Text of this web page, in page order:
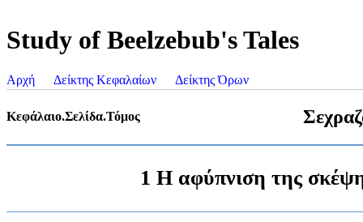
Study of Beelzebub's Tales
Αρχή Δείκτης Κεφαλαίων Δείκτης Όρων
Κεφάλαιο.Σελίδα.Τόμος
1 Η αφύπνιση της